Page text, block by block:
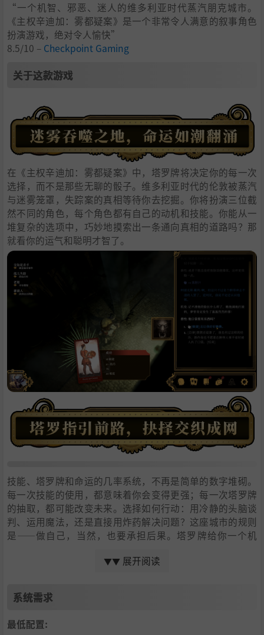
“一个机智、邪恶、迷人的维多利亚时代蒸汽朋克城市。
《主权辛迪加：雾都疑案》是一个非常令人满意的叙事角色
扮演游戏，绝对令人愉快”
8.5/10 – Checkpoint Gaming
关于这款游戏
在《主权辛迪加：雾都疑案》中，塔罗牌将决定你的每一次
选择，而不是那些无聊的骰子。维多利亚时代的伦敦被蒸汽
与迷雾笼罩，失踪案的真相等待你去挖掘。你将扮演三位截
然不同的角色，每个角色都有自己的动机和技能。你能从一
堆复杂的选项中，巧妙地摸索出一条通向真相的道路吗？那
就看你的运气和聪明才智了。
技能、塔罗牌和命运的几率系统，不再是简单的数字堆砌。
每一次技能的使用，都意味着你会变得更强；每一次塔罗牌
的抽取，都可能改变未来。选择如何行动：用冷静的头脑谈
判、运用魔法，还是直接用炸药解决问题？这座城市的规则
是——做自己，当然，也要承担后果。塔罗牌给你一个机
▼▼ 展开阅读
系统需求
最低配置: